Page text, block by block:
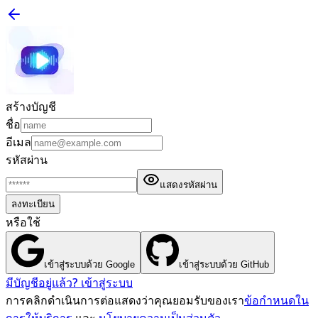
สร้างบัญชี
ชื่อ
อีเมล
รหัสผ่าน
แสดงรหัสผ่าน
ลงทะเบียน
หรือใช้
เข้าสู่ระบบด้วย Google เข้าสู่ระบบด้วย GitHub
มีบัญชีอยู่แล้ว? เข้าสู่ระบบ
การคลิกดำเนินการต่อแสดงว่าคุณยอมรับของเราข้อกำหนดใน